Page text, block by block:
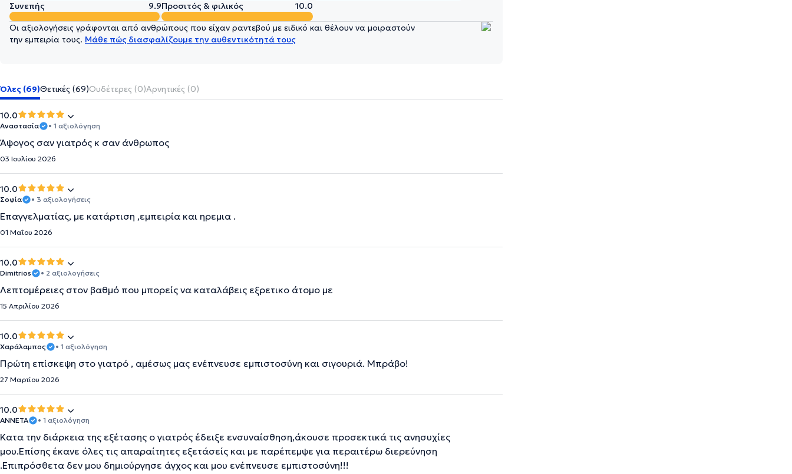
Συνεπής
9.9Προσιτός & φιλικός 10.0
Οι αξιολογήσεις γράφονται από ανθρώπους που είχαν ραντεβού με ειδικό και θέλουν να μοιραστούν
την εμπειρία τους. Μάθε πώς διασφαλίζουμε την αυθεντικότητά τους
Όλες (69)Θετικές (69)Ουδέτερες (0)Αρνητικές (0)
10.0
Αναστασία • 1 αξιολόγηση
Άψογος σαν γιατρός κ σαν άνθρωπος
03 Ιουλίου 2026
10.0
Σοφία • 3 αξιολογήσεις
Επαγγελματίας, με κατάρτιση ,εμπειρία και ηρεμια .
01 Μαΐου 2026
10.0
Dimitrios • 2 αξιολογήσεις
Λεπτομέρειες στον βαθμό που μπορείς να καταλάβεις εξρετικο άτομο με
15 Απριλίου 2026
10.0
Χαράλαμπος • 1 αξιολόγηση
Πρώτη επίσκεψη στο γιατρό , αμέσως μας ενέπνευσε εμπιστοσύνη και σιγουριά. Μπράβο!
27 Μαρτίου 2026
10.0
ΑΝΝΕΤΑ • 1 αξιολόγηση
Κατα την διάρκεια της εξέτασης ο γιατρός έδειξε ενσυναίσθηση,άκουσε προσεκτικά τις ανησυχίες
μου.Επίσης έκανε όλες τις απαραίτητες εξετάσείς και με παρέπεμψε για περαιτέρω διερεύνηση
.Επιπρόσθετα δεν μου δημιούργησε άγχος και μου ενέπνευσε εμπιστοσύνη!!!